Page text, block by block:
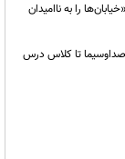
را به ناامیدان
صداوسیما تا کلاس درس